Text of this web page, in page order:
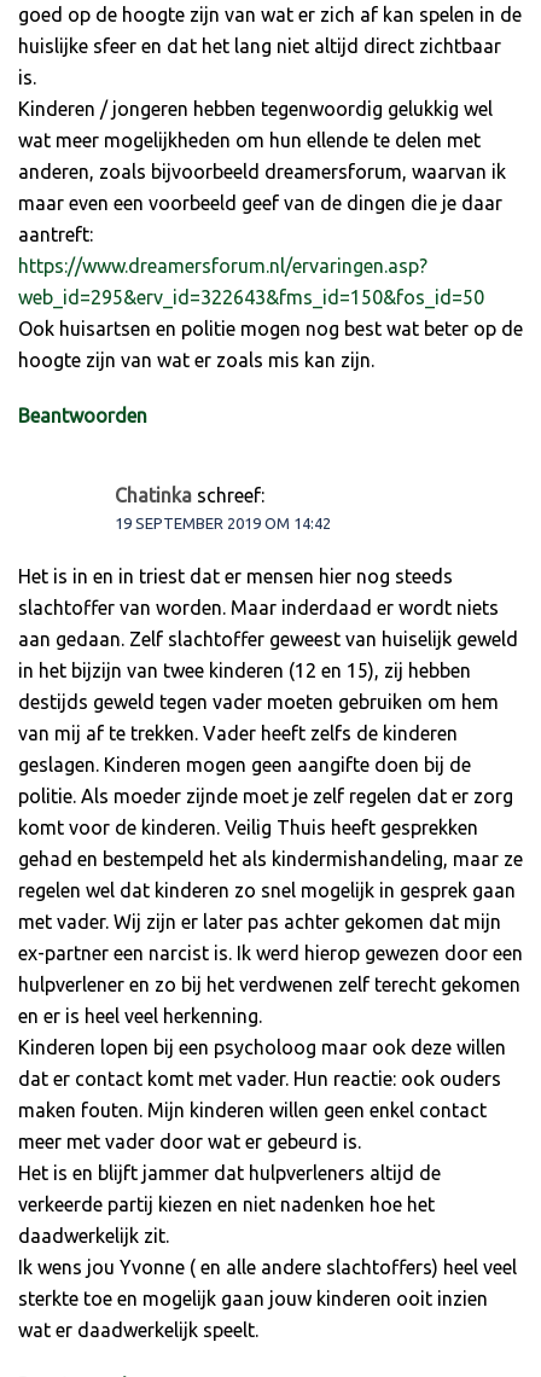
goed op de hoogte zijn van wat er zich af kan spelen in de
huislijke sfeer en dat het lang niet altijd direct zichtbaar
is.
Kinderen / jongeren hebben tegenwoordig gelukkig wel
wat meer mogelijkheden om hun ellende te delen met
anderen, zoals bijvoorbeeld dreamersforum, waarvan ik
maar even een voorbeeld geef van de dingen die je daar
aantreft:
https://www.dreamersforum.nl/ervaringen.asp?
web_id=295&erv_id=322643&fms_id=150&fos_id=50
Ook huisartsen en politie mogen nog best wat beter op de
hoogte zijn van wat er zoals mis kan zijn.
Beantwoorden
Chatinka schreef:
19 SEPTEMBER 2019 OM 14:42
Het is in en in triest dat er mensen hier nog steeds
slachtoffer van worden. Maar inderdaad er wordt niets
aan gedaan. Zelf slachtoffer geweest van huiselijk geweld
in het bijzijn van twee kinderen (12 en 15), zij hebben
destijds geweld tegen vader moeten gebruiken om hem
van mij af te trekken. Vader heeft zelfs de kinderen
geslagen. Kinderen mogen geen aangifte doen bij de
politie. Als moeder zijnde moet je zelf regelen dat er zorg
komt voor de kinderen. Veilig Thuis heeft gesprekken
gehad en bestempeld het als kindermishandeling, maar ze
regelen wel dat kinderen zo snel mogelijk in gesprek gaan
met vader. Wij zijn er later pas achter gekomen dat mijn
ex-partner een narcist is. Ik werd hierop gewezen door een
hulpverlener en zo bij het verdwenen zelf terecht gekomen
en er is heel veel herkenning.
Kinderen lopen bij een psycholoog maar ook deze willen
dat er contact komt met vader. Hun reactie: ook ouders
maken fouten. Mijn kinderen willen geen enkel contact
meer met vader door wat er gebeurd is.
Het is en blijft jammer dat hulpverleners altijd de
verkeerde partij kiezen en niet nadenken hoe het
daadwerkelijk zit.
Ik wens jou Yvonne ( en alle andere slachtoffers) heel veel
sterkte toe en mogelijk gaan jouw kinderen ooit inzien
wat er daadwerkelijk speelt.